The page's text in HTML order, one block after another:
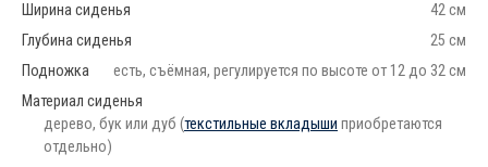
Ширина сиденья
42 см
Глубина сиденья
25 см
Подножка
есть, съёмная, регулируется по высоте от 12 до 32 см
Материал сиденья
дерево, бук или дуб (текстильные вкладыши приобретаются
отдельно)